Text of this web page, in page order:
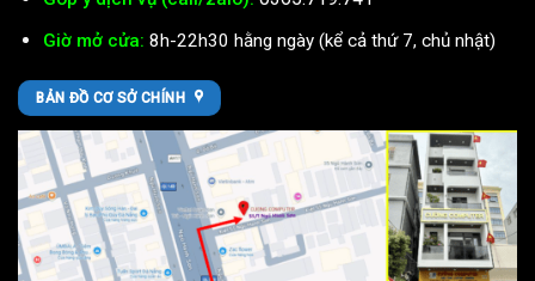
Giờ mở cửa: 8h-22h30 hằng ngày (kể cả thứ 7, chủ nhật)
BẢN ĐỒ CƠ SỞ CHÍNH